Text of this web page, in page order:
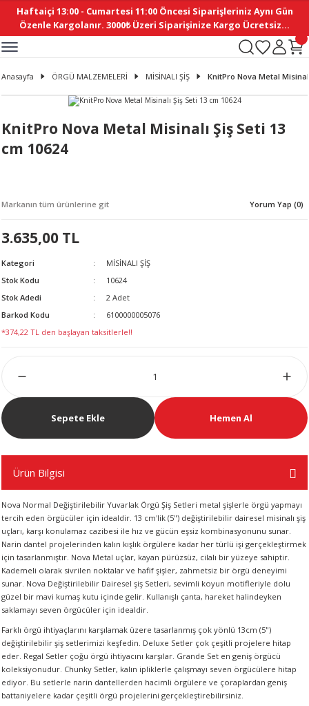
Haftaiçi 13:00 - Cumartesi 11:00 Öncesi Siparişleriniz Aynı Gün
Özenle Kargolanır. 3000₺ Üzeri Siparişinize Kargo Ücretsiz...
Geri Dön
Geri Dön
Geri Dön
İPİ
Geri Dön
Geri Dön
Geri Dön
Geri Dön
Geri Dön
Geri Dön
Geri Dön
Geri Dön
Geri Dön
Geri Dön
Geri Dön
Geri Dön
AKSESUAR
Geri Dön
DERGİ
Geri Dön
Geri Dön
Geri Dön
Geri Dön
Geri Dön
Anasayfa ÖRGÜ MALZEMELERİ MİSİNALI ŞİŞ KnitPro Nova Metal
KnitPro Nova Metal Misinalı Şiş Seti 13
cm 10624
Markanın tüm ürünlerine git Yorum Yap (0)
3.635,00 TL
Kategori
MİSİNALI ŞİŞ
Stok Kodu
10624
Stok Adedi
2 Adet
Barkod Kodu
6100000005076
*374,22 TL den başlayan taksitlerle!!
Sepete Ekle Hemen Al
Ürün Bilgisi
Nova Normal Değiştirilebilir Yuvarlak Örgü Şiş Setleri metal şişlerle örgü yapmayı
tercih eden örgücüler için idealdir. 13 cm'lik (5") değiştirilebilir dairesel misinalı şiş
uçları, karşı konulamaz cazibesi ile hız ve gücün eşsiz kombinasyonunu sunar.
Narin dantel projelerinden kalın kışlık örgülere kadar her türlü işi gerçekleştirmek
için tasarlanmıştır. Nova Metal uçlar, kayan pürüzsüz, cilalı bir yüzeye sahiptir.
Kademeli olarak sivrilen noktalar ve hafif şişler, zahmetsiz bir örgü deneyimi
sunar. Nova Değiştirilebilir Dairesel şiş Setleri, sevimli koyun motifleriyle dolu
güzel bir mavi kumaş kutu içinde gelir. Kullanışlı çanta, hareket halindeyken
saklamayı seven örgücüler için idealdir.
Farklı örgü ihtiyaçlarını karşılamak üzere tasarlanmış çok yönlü 13cm (5")
değiştirilebilir şiş setlerimizi keşfedin. Deluxe Setler çok çeşitli projelere hitap
eder. Regal Setler çoğu örgü ihtiyacını karşılar. Grande Set en geniş örgücü
koleksiyonudur. Chunky Setler, kalın ipliklerle çalışmayı seven örgücülere hitap
ediyor. Bu setlerle narin dantellerden hacimli örgülere ve çoraplardan geniş
battaniyelere kadar çeşitli örgü projelerini gerçekleştirebilirsiniz.